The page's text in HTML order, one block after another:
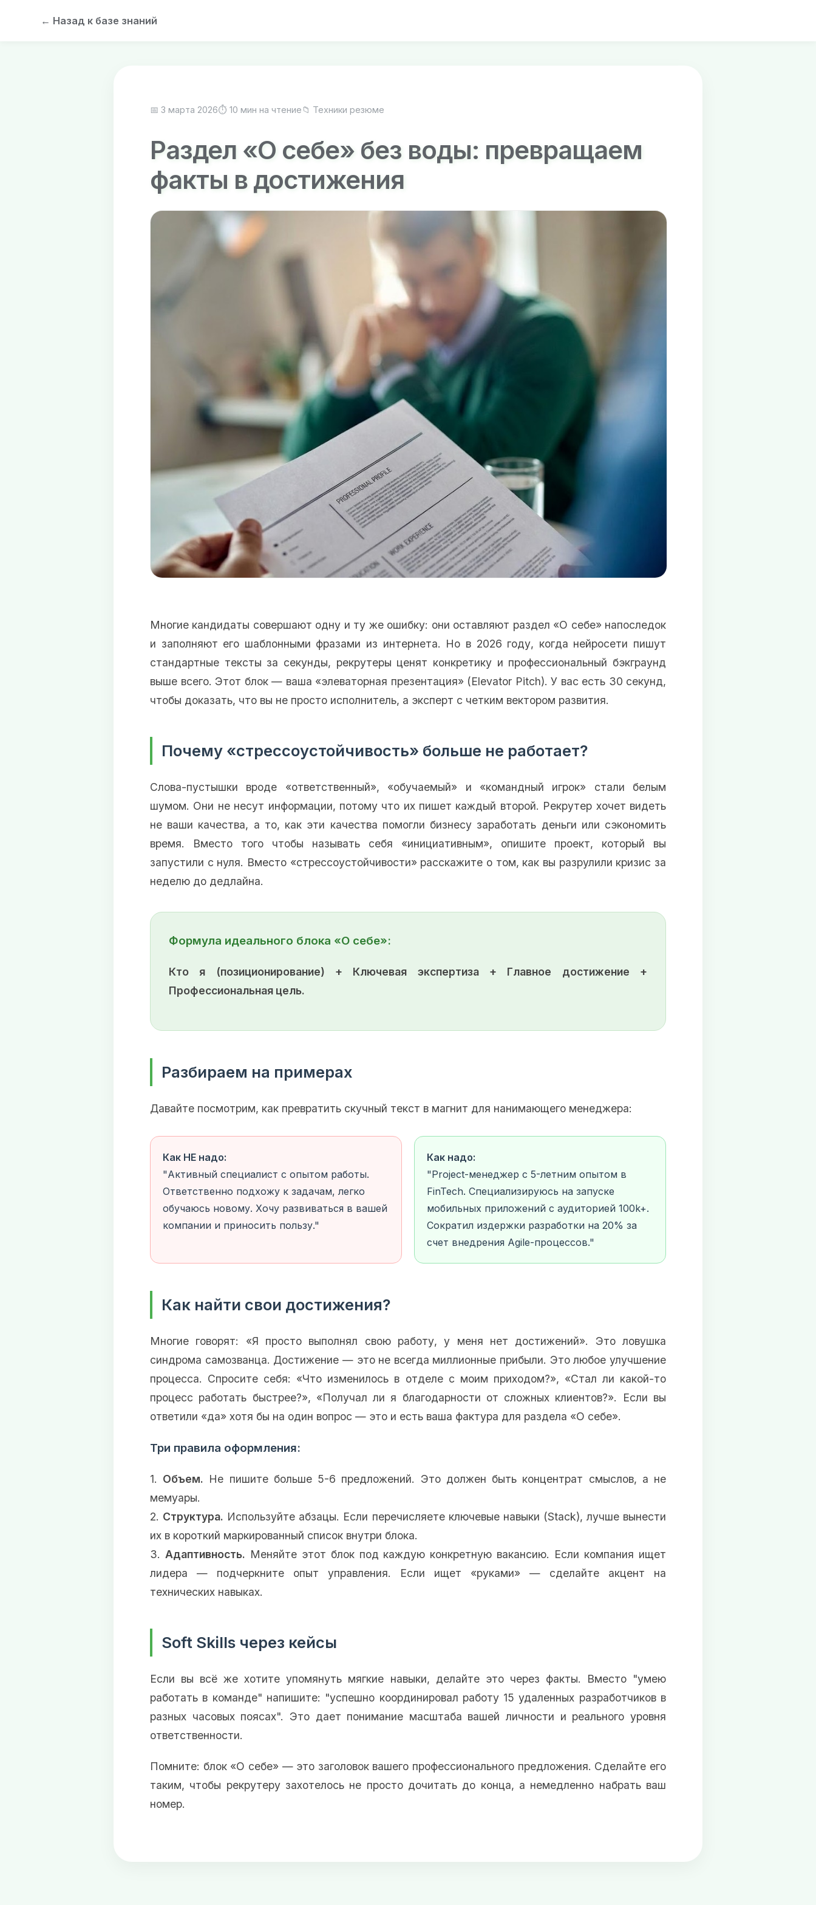
← Назад к базе знаний
📅 3 марта 2026⏱ 10 мин на чтение📁 Техники резюме
Раздел «О себе» без воды: превращаем
факты в достижения
Многие кандидаты совершают одну и ту же ошибку: они оставляют раздел «О себе» напоследок
и заполняют его шаблонными фразами из интернета. Но в 2026 году, когда нейросети пишут
стандартные тексты за секунды, рекрутеры ценят конкретику и профессиональный бэкграунд
выше всего. Этот блок — ваша «элеваторная презентация» (Elevator Pitch). У вас есть 30 секунд,
чтобы доказать, что вы не просто исполнитель, а эксперт с четким вектором развития.
Почему «стрессоустойчивость» больше не работает?
Слова-пустышки вроде «ответственный», «обучаемый» и «командный игрок» стали белым
шумом. Они не несут информации, потому что их пишет каждый второй. Рекрутер хочет видеть
не ваши качества, а то, как эти качества помогли бизнесу заработать деньги или сэкономить
время. Вместо того чтобы называть себя «инициативным», опишите проект, который вы
запустили с нуля. Вместо «стрессоустойчивости» расскажите о том, как вы разрулили кризис за
неделю до дедлайна.
Формула идеального блока «О себе»:
Кто я (позиционирование) + Ключевая экспертиза + Главное достижение +
Профессиональная цель.
Разбираем на примерах
Давайте посмотрим, как превратить скучный текст в магнит для нанимающего менеджера:
Как НЕ надо:
"Активный специалист с опытом работы.
Ответственно подхожу к задачам, легко
обучаюсь новому. Хочу развиваться в вашей
компании и приносить пользу."
Как надо:
"Project-менеджер с 5-летним опытом в
FinTech. Специализируюсь на запуске
мобильных приложений с аудиторией 100k+.
Сократил издержки разработки на 20% за
счет внедрения Agile-процессов."
Как найти свои достижения?
Многие говорят: «Я просто выполнял свою работу, у меня нет достижений». Это ловушка
синдрома самозванца. Достижение — это не всегда миллионные прибыли. Это любое улучшение
процесса. Спросите себя: «Что изменилось в отделе с моим приходом?», «Стал ли какой-то
процесс работать быстрее?», «Получал ли я благодарности от сложных клиентов?». Если вы
ответили «да» хотя бы на один вопрос — это и есть ваша фактура для раздела «О себе».
Три правила оформления:
1. Объем. Не пишите больше 5-6 предложений. Это должен быть концентрат смыслов, а не
мемуары.
2. Структура. Используйте абзацы. Если перечисляете ключевые навыки (Stack), лучше вынести
их в короткий маркированный список внутри блока.
3. Адаптивность. Меняйте этот блок под каждую конкретную вакансию. Если компания ищет
лидера — подчеркните опыт управления. Если ищет «руками» — сделайте акцент на
технических навыках.
Soft Skills через кейсы
Если вы всё же хотите упомянуть мягкие навыки, делайте это через факты. Вместо "умею
работать в команде" напишите: "успешно координировал работу 15 удаленных разработчиков в
разных часовых поясах". Это дает понимание масштаба вашей личности и реального уровня
ответственности.
Помните: блок «О себе» — это заголовок вашего профессионального предложения. Сделайте его
таким, чтобы рекрутеру захотелось не просто дочитать до конца, а немедленно набрать ваш
номер.